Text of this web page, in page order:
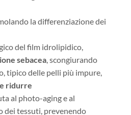
la differenziazione dei
del film idrolipidico,
sebacea , scongiurando
tipico delle pelli più impure,
ridurre
al photo-aging e al
dei tessuti, prevenendo